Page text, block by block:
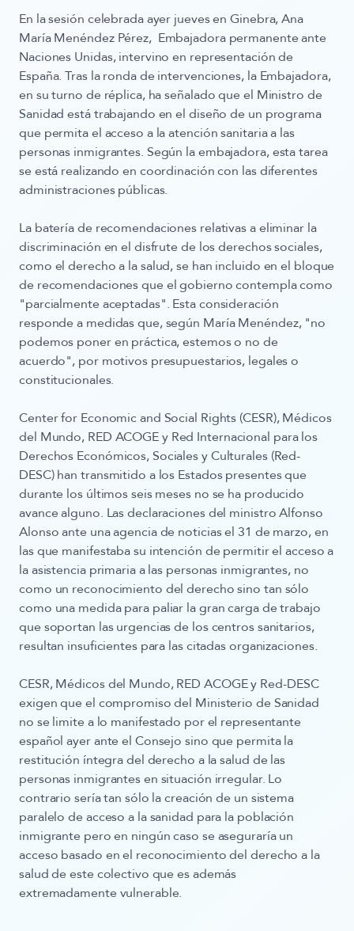
En la sesión celebrada ayer jueves en Ginebra, Ana
María Menéndez Pérez, Embajadora permanente ante
Naciones Unidas, intervino en representación de
España. Tras la ronda de intervenciones, la Embajadora,
en su turno de réplica, ha señalado que el Ministro de
Sanidad está trabajando en el diseño de un programa
que permita el acceso a la atención sanitaria a las
personas inmigrantes. Según la embajadora, esta tarea
se está realizando en coordinación con las diferentes
administraciones públicas.
La batería de recomendaciones relativas a eliminar la
discriminación en el disfrute de los derechos sociales,
como el derecho a la salud, se han incluido en el bloque
de recomendaciones que el gobierno contempla como
"parcialmente aceptadas". Esta consideración
responde a medidas que, según María Menéndez, "no
podemos poner en práctica, estemos o no de
acuerdo", por motivos presupuestarios, legales o
constitucionales.
Center for Economic and Social Rights (CESR), Médicos
del Mundo, RED ACOGE y Red Internacional para los
Derechos Económicos, Sociales y Culturales (Red-
DESC) han transmitido a los Estados presentes que
durante los últimos seis meses no se ha producido
avance alguno. Las declaraciones del ministro Alfonso
Alonso ante una agencia de noticias el 31 de marzo, en
las que manifestaba su intención de permitir el acceso a
la asistencia primaria a las personas inmigrantes, no
como un reconocimiento del derecho sino tan sólo
como una medida para paliar la gran carga de trabajo
que soportan las urgencias de los centros sanitarios,
resultan insuficientes para las citadas organizaciones.
CESR, Médicos del Mundo, RED ACOGE y Red-DESC
exigen que el compromiso del Ministerio de Sanidad
no se limite a lo manifestado por el representante
español ayer ante el Consejo sino que permita la
restitución íntegra del derecho a la salud de las
personas inmigrantes en situación irregular. Lo
contrario sería tan sólo la creación de un sistema
paralelo de acceso a la sanidad para la población
inmigrante pero en ningún caso se aseguraría un
acceso basado en el reconocimiento del derecho a la
salud de este colectivo que es además
extremadamente vulnerable.